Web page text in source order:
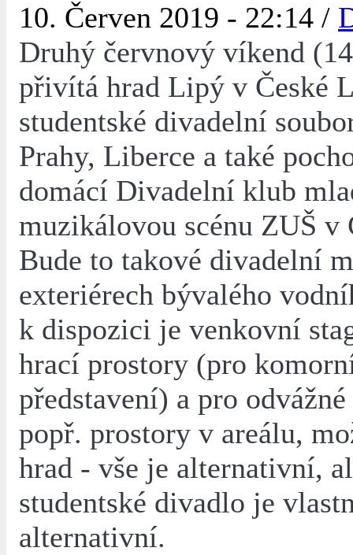
10. Červen 2019 - 22:14 /
Druhý červnový víkend
přivítá hrad Lipý v České
studentské divadelní
Prahy, Liberce a také
domácí Divadelní klub
muzikálovou scénu ZUŠ v
Bude to takové divadelní
exteriérech bývalého
k dispozici je venkovní
hrací prostory (pro
představení) a pro
popř. prostory v areálu,
hrad - vše je alternativní,
studentské divadlo je
alternativní.